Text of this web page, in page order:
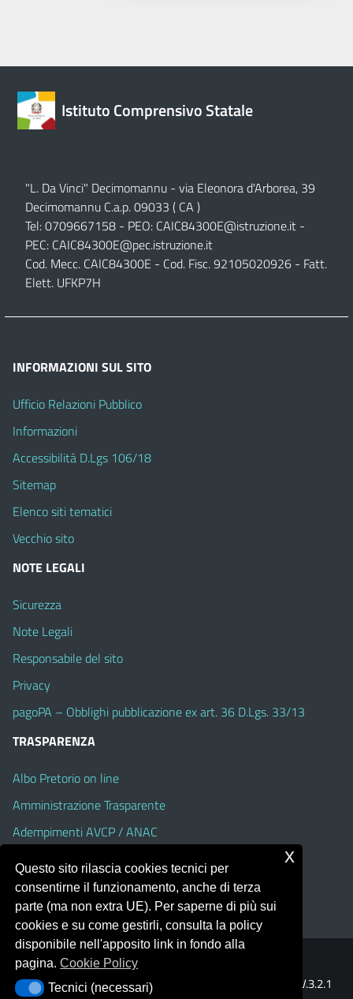
Istituto Comprensivo Statale
"L. Da Vinci" Decimomannu - via Eleonora d'Arborea, 39
Decimomannu C.a.p. 09033 ( CA )
Tel: 0709667158 - PEO: CAIC84300E@istruzione.it -
PEC: CAIC84300E@pec.istruzione.it
Cod. Mecc. CAIC84300E - Cod. Fisc. 92105020926 - Fatt.
Elett. UFKP7H
INFORMAZIONI SUL SITO
Ufficio Relazioni Pubblico
Informazioni
Accessibilità D.Lgs 106/18
Sitemap
Elenco siti tematici
Vecchio sito
NOTE LEGALI
Sicurezza
Note Legali
Responsabile del sito
Privacy
pagoPA – Obblighi pubblicazione ex art. 36 D.Lgs. 33/13
TRASPARENZA
Albo Pretorio on line
Amministrazione Trasparente
Adempimenti AVCP / ANAC
Dichiarazione di accessibilità
Portale realizzato con la piattaforma
Template Italia configurato sul tema accessibile
V.3.2.1
Questo sito rilascia cookies tecnici per
consentirne il funzionamento, anche di terza
parte (ma non extra UE). Per saperne di più sui
cookies e su come gestirli, consulta la policy
disponibile nell'apposito link in fondo alla
pagina.Cookie Policy
Tecnici (necessari)
Tecnici (necessari)
x